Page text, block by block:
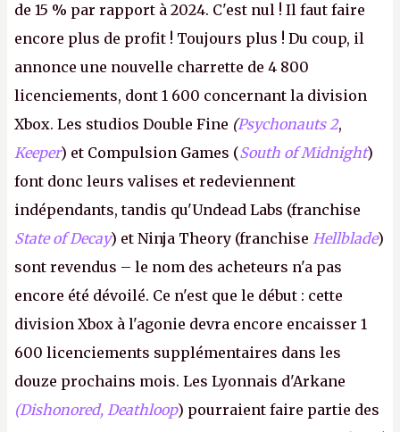
de 15 % par rapport à 2024. C'est nul ! Il faut faire
encore plus de profit ! Toujours plus ! Du coup, il
annonce une nouvelle charrette de 4 800
licenciements, dont 1 600 concernant la division
Xbox. Les studios Double Fine (Psychonauts 2,
Keeper) et Compulsion Games (South of Midnight)
font donc leurs valises et redeviennent
indépendants, tandis qu'Undead Labs (franchise
State of Decay) et Ninja Theory (franchise Hellblade)
sont revendus – le nom des acheteurs n'a pas
encore été dévoilé. Ce n'est que le début : cette
division Xbox à l'agonie devra encore encaisser 1
600 licenciements supplémentaires dans les
douze prochains mois. Les Lyonnais d'Arkane
(Dishonored, Deathloop) pourraient faire partie des